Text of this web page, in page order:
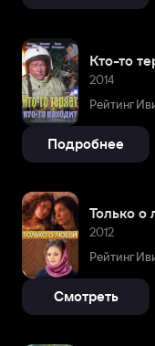
Кто-то
2014
Рейтинг
Подробнее
Только о
2012
Рейтинг
Смотреть